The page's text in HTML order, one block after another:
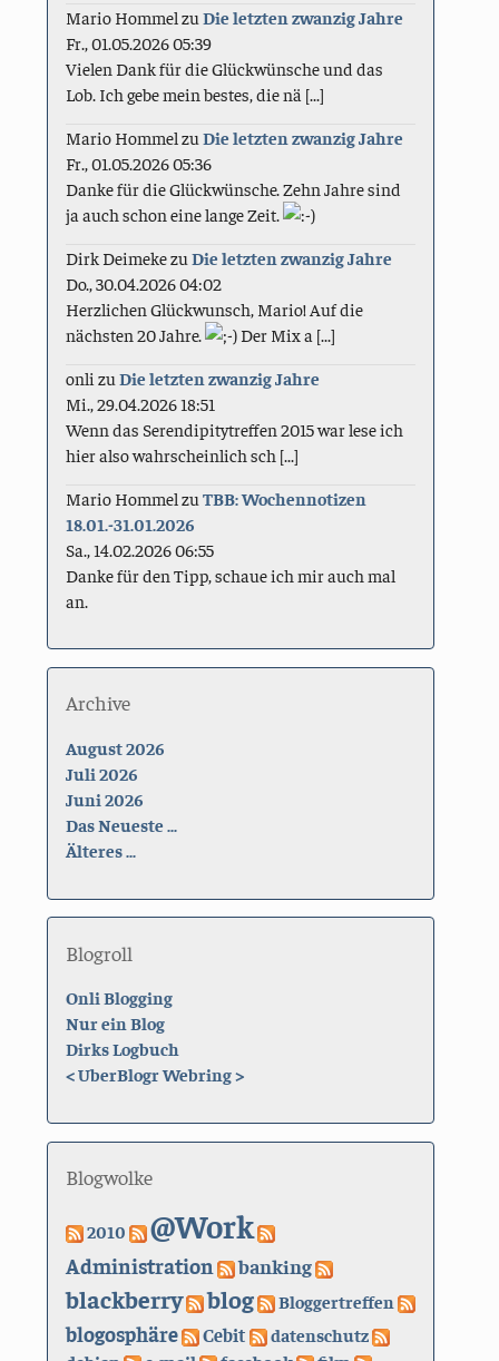
Mario Hommel zuDie letzten zwanzig Jahre
Fr., 01.05.2026 05:39
Vielen Dank für die Glückwünsche und das
Lob. Ich gebe mein bestes, die nä [...]
Mario Hommel zuDie letzten zwanzig Jahre
Fr., 01.05.2026 05:36
Danke für die Glückwünsche. Zehn Jahre sind
ja auch schon eine lange Zeit.
Dirk DeimekezuDie letzten zwanzig Jahre
Do., 30.04.2026 04:02
Herzlichen Glückwunsch, Mario! Auf die
nächsten 20 Jahre.
Der Mix a [...]
onli zuDie letzten zwanzig Jahre
Mi., 29.04.2026 18:51
Wenn das Serendipitytreffen 2015 war lese ich
hier also wahrscheinlich sch [...]
Mario Hommel zuTBB: Wochennotizen
18.01.-31.01.2026
Sa., 14.02.2026 06:55
Danke für den Tipp, schaue ich mir auch mal
an.
Archive
August 2026
Juli 2026
Juni 2026
Das Neueste ...
Älteres ...
Blogroll
Onli Blogging
Nur ein Blog
Dirks Logbuch
<UberBlogr Webring>
Blogwolke
2010 @Work
Administration banking
blackberry blog Bloggertreffen
blogosphäre Cebit datenschutz